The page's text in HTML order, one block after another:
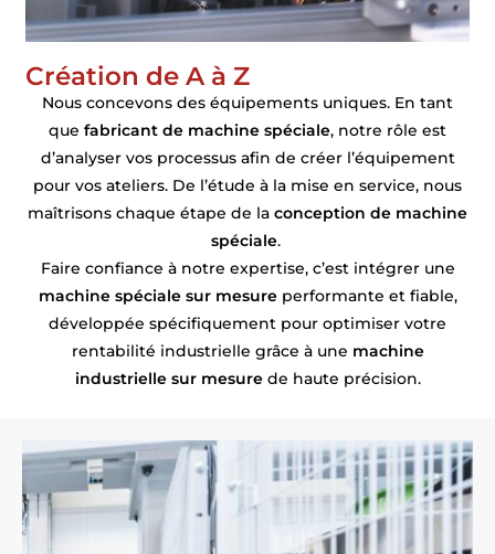
Création de A à Z
Nous concevons des équipements uniques. En tant
que fabricant de machine spéciale, notre rôle est
d’analyser vos processus afin de créer l’équipement
pour vos ateliers. De l’étude à la mise en service, nous
maîtrisons chaque étape de la conception de machine
spéciale.
Faire confiance à notre expertise, c’est intégrer une
machine spéciale sur mesureperformante et fiable,
développée spécifiquement pour optimiser votre
rentabilité industrielle grâce à une machine
industrielle sur mesurede haute précision.